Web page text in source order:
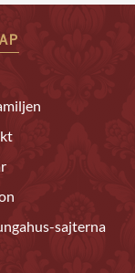
sajterna